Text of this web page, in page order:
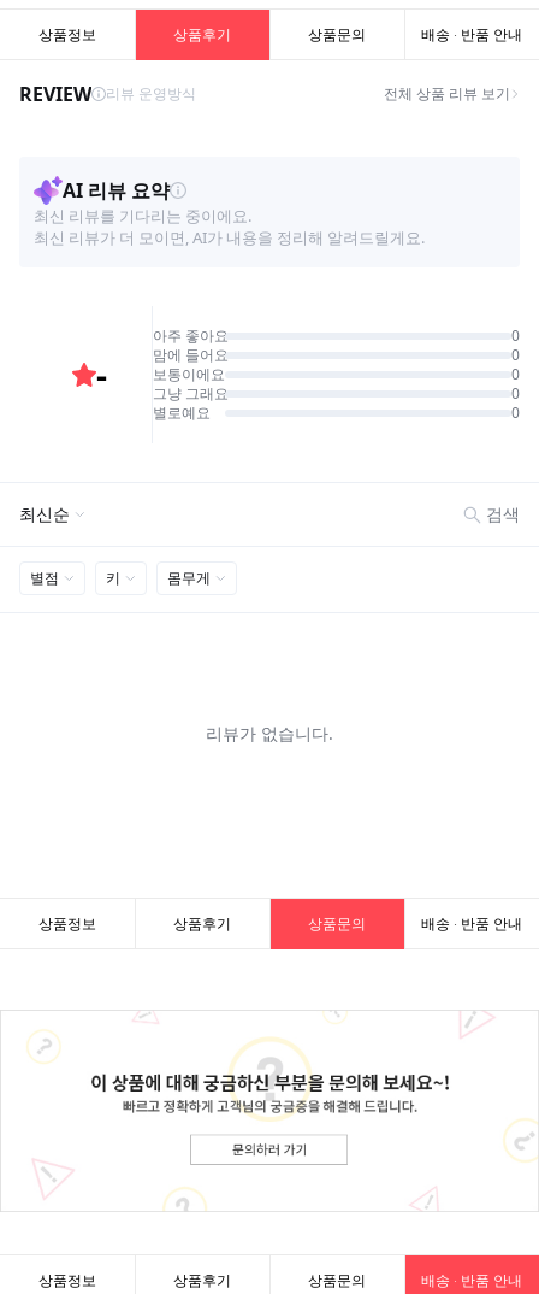
상품정보 상품후기 상품문의 배송 · 반품 안내
상품정보 상품후기 상품문의 배송 · 반품 안내
상품정보 상품후기 상품문의 배송 · 반품 안내